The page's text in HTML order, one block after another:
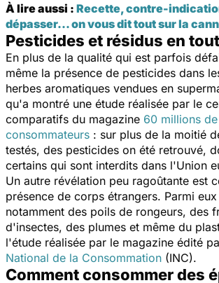
À lire aussi : Recette, contre-
dépasser... on vous dit tout sur la
Pesticides et résidus en
En plus de la qualité qui est parfois
même la présence de pesticides dans
herbes aromatiques vendues en
qu'a montré une étude réalisée par le
comparatifs du magazine 60 millions de
consommateurs : sur plus de la moitié
testés, des pesticides on été retrouvé,
certains qui sont interdits dans l'Union
Un autre révélation peu ragoûtante est
présence de corps étrangers. Parmi
notamment des poils de rongeurs, des
d'insectes, des plumes et même du
l'étude réalisée par le magazine édité
National de la Consommation (INC).
Comment consommer des